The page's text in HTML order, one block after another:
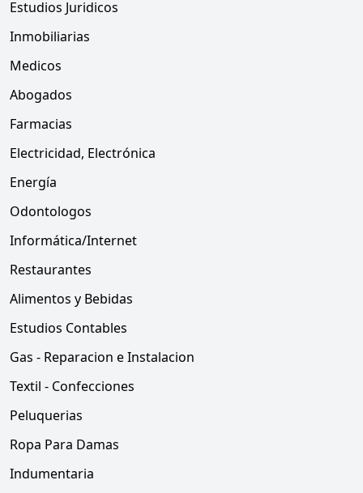
Estudios Juridicos
Inmobiliarias
Medicos
Abogados
Farmacias
Electricidad, Electrónica
Energía
Odontologos
Informática/Internet
Restaurantes
Alimentos y Bebidas
Estudios Contables
Gas - Reparacion e Instalacion
Textil - Confecciones
Peluquerias
Ropa Para Damas
Indumentaria